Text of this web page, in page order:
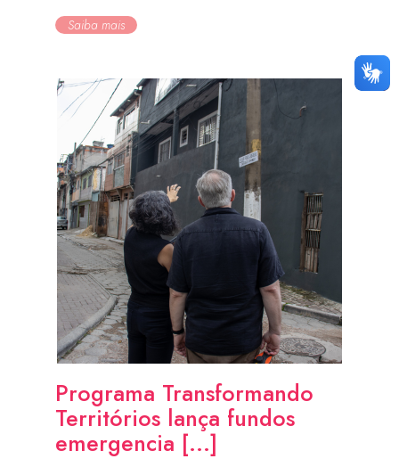
Saiba mais
Programa Transformando
Territórios lança fundos
emergencia [...]